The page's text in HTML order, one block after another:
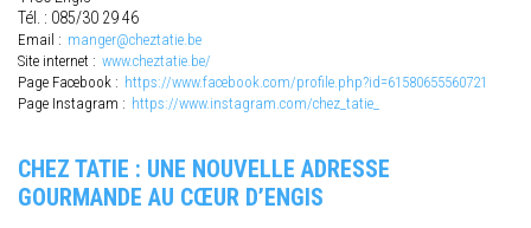
Tél. : 085/30 29 46
Email : manger@cheztatie.be
Site internet : www.cheztatie.be/
Page Facebook : https://www.facebook.com/profile.php?id=61580655560721
Page Instagram : https://www.instagram.com/chez_tatie_
CHEZ TATIE : UNE NOUVELLE ADRESSE
GOURMANDE AU CŒUR D’ENGIS